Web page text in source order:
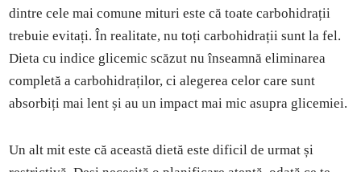
dintre cele mai comune mituri este că toate carbohidrații
trebuie evitați. În realitate, nu toți carbohidrații sunt la fel.
Dieta cu indice glicemic scăzut nu înseamnă eliminarea
completă a carbohidraților, ci alegerea celor care sunt
absorbiți mai lent și au un impact mai mic asupra glicemiei.
Un alt mit este că această dietă este dificil de urmat și